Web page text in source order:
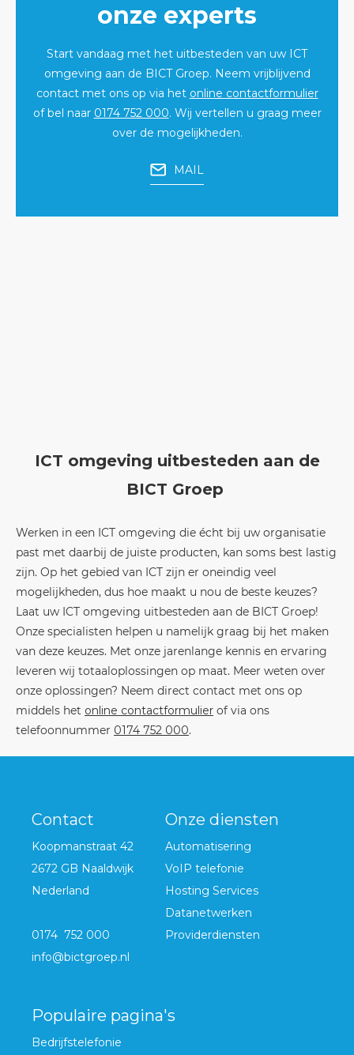
onze experts
Start vandaag met het uitbesteden van uw ICT
omgeving aan de BICT Groep. Neem vrijblijvend
contact met ons op via het online contactformulier
of bel naar 0174 752 000. Wij vertellen u graag meer
over de mogelijkheden.
MAIL
ICT omgeving uitbesteden aan de
BICT Groep
Werken in een ICT omgeving die écht bij uw organisatie
past met daarbij de juiste producten, kan soms best lastig
zijn. Op het gebied van ICT zijn er oneindig veel
mogelijkheden, dus hoe maakt u nou de beste keuzes?
Laat uw ICT omgeving uitbesteden aan de BICT Groep!
Onze specialisten helpen u namelijk graag bij het maken
van deze keuzes. Met onze jarenlange kennis en ervaring
leveren wij totaaloplossingen op maat. Meer weten over
onze oplossingen? Neem direct contact met ons op
middels het online contactformulier of via ons
telefoonnummer 0174 752 000.
Contact
Koopmanstraat 42
2672 GB Naaldwijk
Nederland
0174 752 000
info@bictgroep.nl
Onze diensten
Automatisering
VoIP telefonie
Hosting Services
Datanetwerken
Providerdiensten
Populaire pagina's
Bedrijfstelefonie